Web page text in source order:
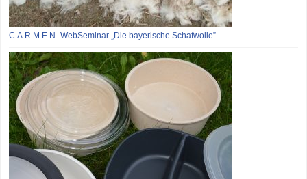
C.A.R.M.E.N.-WebSeminar „Die bayerische Schafwolle”…